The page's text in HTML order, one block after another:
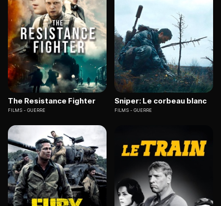
The Resistance Fighter
FILMS GUERRE
Sniper: Le corbeau blanc
FILMS GUERRE